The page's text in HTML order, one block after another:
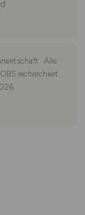
· Alle
recherchiert